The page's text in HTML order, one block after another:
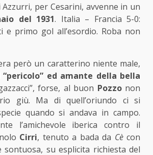
Azzurri, per Cesarini, avvenne in un
del 1931. Italia – Francia 5-0:
e primo gol all’esordio. Roba non
però un caratterino niente male,
ed amante della bella
forse, al buon Pozzonon
giù. Ma di quell’oriundo ci si
quando si andava in campo.
l’amichevole iberica contro il
Cirri, tenuto a bada da Cè con
sontuosa, su esplicita richiesta del